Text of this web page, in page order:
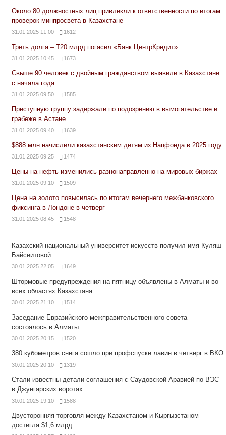
Около 80 должностных лиц привлекли к ответственности по итогам
проверок минпросвета в Казахстане
31.01.2025 11:00 1612
Треть долга – Т20 млрд погасил «Банк ЦентрКредит»
31.01.2025 10:45 1673
Свыше 90 человек с двойным гражданством выявили в Казахстане
с начала года
31.01.2025 09:50 1585
Преступную группу задержали по подозрению в вымогательстве и
грабеже в Астане
31.01.2025 09:40 1639
$888 млн начислили казахстанским детям из Нацфонда в 2025 году
31.01.2025 09:25 1474
Цены на нефть изменились разнонаправленно на мировых биржах
31.01.2025 09:10 1509
Цена на золото повысилась по итогам вечернего межбанковского
фиксинга в Лондоне в четверг
31.01.2025 08:45 1548
Казахский национальный университет искусств получил имя Куляш
Байсеитовой
30.01.2025 22:05 1649
Штормовые предупреждения на пятницу объявлены в Алматы и во
всех областях Казахстана
30.01.2025 21:10 1514
Заседание Евразийского межправительственного совета
состоялось в Алматы
30.01.2025 20:15 1520
380 кубометров снега сошло при профспуске лавин в четверг в ВКО
30.01.2025 20:10 1319
Стали известны детали соглашения с Саудовской Аравией по ВЭС
в Джунгарских воротах
30.01.2025 19:10 1588
Двусторонняя торговля между Казахстаном и Кыргызстаном
достигла $1,6 млрд